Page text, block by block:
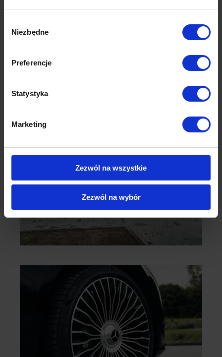
zgody
Niezbędne
Preferencje
Statystyka
Marketing
Zezwól na wszystkie
Zezwól na wybór